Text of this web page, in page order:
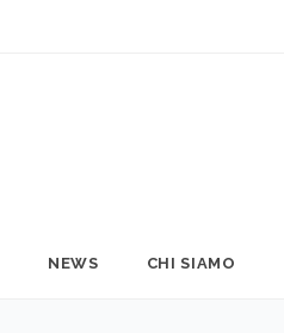
NEWS CHI SIAMO